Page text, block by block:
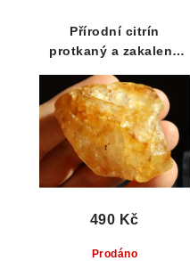
Přírodní citrín
protkaný a zakalený
Prodáno
490 Kč